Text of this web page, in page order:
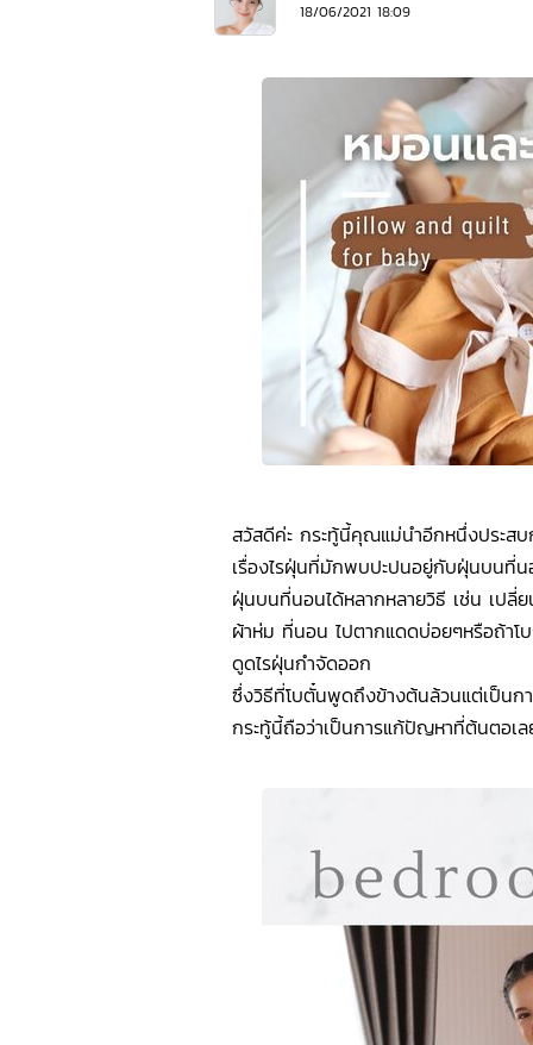
18/06/2021 18:09
สวัสดีค่ะ กระทู้นี้คุณแม่นำอีกหนึ่งประส
เรื่องไรฝุ่นที่มักพบปะปนอยู่กับฝุ่นบนที่น
ฝุ่นบนที่นอนได้หลากหลายวิธี เช่น เป
ผ้าห่ม ที่นอน ไปตากแดดบ่อยๆหรือถ้าโ
ดูดไรฝุ่นกำจัดออก
ซึ่งวิธีที่โบตั๋นพูดถึงข้างต้นล้วนแต่เป็นก
กระทู้นี้ถือว่าเป็นการแก้ปัญหาที่ต้นตอเล